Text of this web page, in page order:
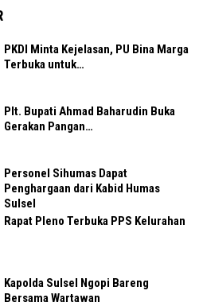
PKDI Minta Kejelasan, PU Bina Marga
Terbuka untuk…
Plt. Bupati Ahmad Baharudin Buka
Gerakan Pangan…
Personel Sihumas Dapat
Penghargaan dari Kabid Humas
Sulsel
Rapat Pleno Terbuka PPS Kelurahan
Kapolda Sulsel Ngopi Bareng
Bersama Wartawan